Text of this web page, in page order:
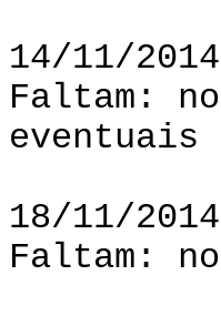
14/11/
Faltam:
eventuais
18/11/
Faltam: